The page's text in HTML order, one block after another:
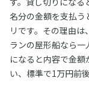
名分の金額を支払う
リです。その理由
ランの屋形船なら
になると内容で金
い、標準で1万円前